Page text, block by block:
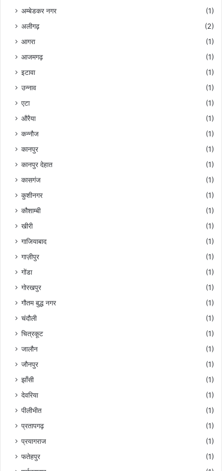
अम्बेडकर नगर
(1)
अलीगढ़
(2)
आगरा
(1)
आजमगढ़
(1)
इटावा
(1)
उन्नाव
(1)
एटा
(1)
औरैया
(1)
कन्नौज
(1)
कानपुर
(1)
कानपुर देहात
(1)
कासगंज
(1)
कुशीनगर
(1)
कौशाम्बी
(1)
खीरी
(1)
गाजियाबाद
(1)
गाज़ीपुर
(1)
गोंडा
(1)
गोरखपुर
(1)
गौतम बुद्ध नगर
(1)
चंदौली
(1)
चित्रकूट
(1)
जालौन
(1)
जौनपुर
(1)
झाँसी
(1)
देवरिया
(1)
पीलीभीत
(1)
प्रतापगढ़
(1)
प्रयागराज
(1)
फतेहपुर
(1)